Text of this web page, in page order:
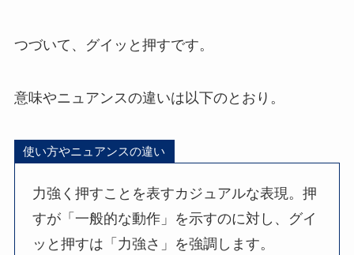
つづいて、グイッと押すです。
意味やニュアンスの違いは以下のとおり。
使い方やニュアンスの違い
力強く押すことを表すカジュアルな表現。押
すが「一般的な動作」を示すのに対し、グイ
ッと押すは「力強さ」を強調します。